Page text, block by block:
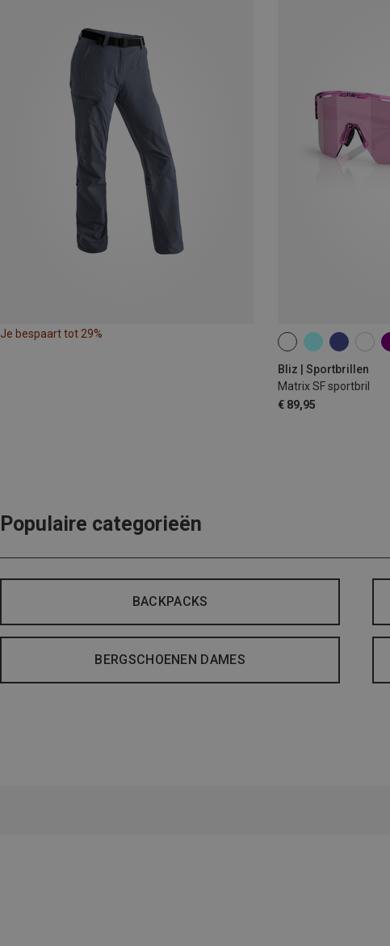
Je bespaart tot 29%
Bliz | Sportbrillen
Matrix SF sportbril
€ 89,95
ONE SIZE
Populaire categorieën
BACKPACKS
BERGSCHOENEN DAMES